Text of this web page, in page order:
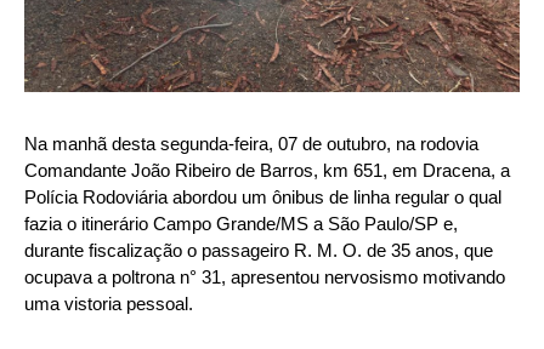
Na manhã desta segunda-feira, 07 de outubro, na rodovia
Comandante João Ribeiro de Barros, km 651, em Dracena, a
Polícia Rodoviária abordou um ônibus de linha regular o qual
fazia o itinerário Campo Grande/MS a São Paulo/SP e,
durante fiscalização o passageiro R. M. O. de 35 anos, que
ocupava a poltrona n° 31, apresentou nervosismo motivando
uma vistoria pessoal.